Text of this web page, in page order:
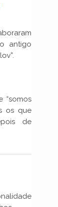
antigo
“somos
os que
de